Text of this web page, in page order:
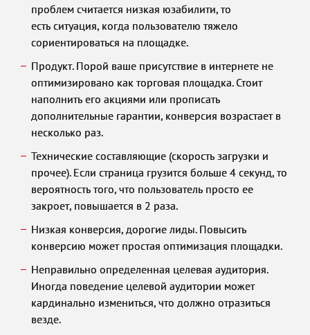
проблем считается низкая юзабилити, то
есть ситуация, когда пользователю тяжело
сориентироваться на площадке.
Продукт. Порой ваше присутствие в интернете не
оптимизировано как торговая площадка. Стоит
наполнить его акциями или прописать
дополнительные гарантии, конверсия возрастает в
несколько раз.
Технические составляющие (скорость загрузки и
прочее). Если страница грузится больше 4 секунд, то
вероятность того, что пользователь просто ее
закроет, повышается в 2 раза.
Низкая конверсия, дорогие лиды. Повысить
конверсию может простая оптимизация площадки.
Неправильно определенная целевая аудитория.
Иногда поведение целевой аудитории может
кардинально измениться, что должно отразиться
везде.